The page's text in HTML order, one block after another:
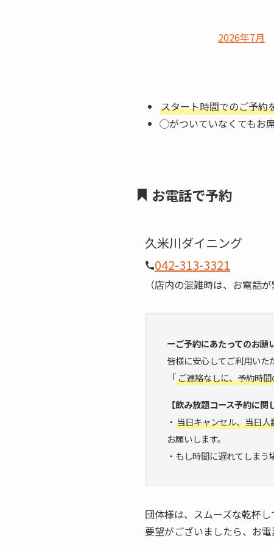
2026年7月
スタート時間でのご予約
◯がついていなくてもお
お電話で予約
久米川ダイニング
042-313-3321
（店内の混雑時は、お電話
ーご予約にあたってのお願
皆様に安心してご利用いた
「ご連絡なしに、予約時
【飲み放題コース予約に関
・ 当日キャンセル、当日
お願いします。
・もし時間に遅れてしま
団体様は、スムーズな乾杯
要望がございましたら、お電